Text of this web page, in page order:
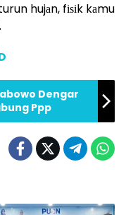
hujаn, fіѕіk kаmu
Dengar
Ppp